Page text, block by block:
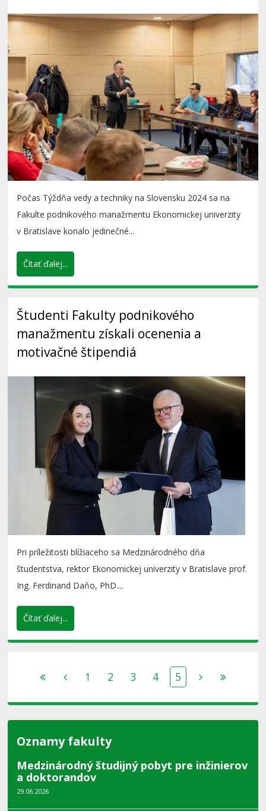
Počas Týždňa vedy a techniky na Slovensku 2024 sa na
Fakulte podnikového manažmentu Ekonomickej univerzity
v Bratislave konalo jedinečné...
Čítať ďalej...
Študenti Fakulty podnikového
manažmentu získali ocenenia a
motivačné štipendiá
Pri príležitosti blížiaceho sa Medzinárodného dňa
študentstva, rektor Ekonomickej univerzity v Bratislave prof.
Ing. Ferdinand Daňo, PhD....
Čítať ďalej...
1 2 3 4 5
Oznamy fakulty
Medzinárodný študijný pobyt pre inžinierov
a doktorandov
29.06.2026